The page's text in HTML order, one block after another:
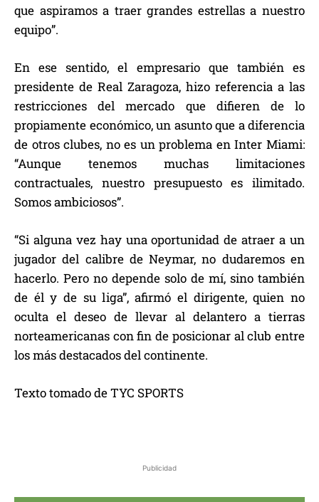
Publicidad
que aspiramos a traer grandes estrellas a nuestro
equipo”.
En ese sentido, el empresario que también es
presidente de Real Zaragoza, hizo referencia a las
restricciones del mercado que difieren de lo
propiamente económico, un asunto que a diferencia
de otros clubes, no es un problema en Inter Miami:
“Aunque tenemos muchas limitaciones
contractuales, nuestro presupuesto es ilimitado.
Somos ambiciosos”.
“Si alguna vez hay una oportunidad de atraer a un
jugador del calibre de Neymar, no dudaremos en
hacerlo. Pero no depende solo de mí, sino también
de él y de su liga”, afirmó el dirigente, quien no
oculta el deseo de llevar al delantero a tierras
norteamericanas con fin de posicionar al club entre
los más destacados del continente.
Texto tomado de TYC SPORTS